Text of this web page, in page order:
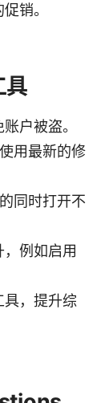
销。
具
户被盗。
用最新的修
同时打开不
例如启用
，提升综